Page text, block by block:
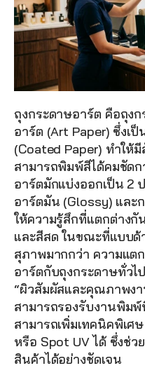
ถุงกระดาษอาร์ต คือถุง
อาร์ต (Art Paper) ซึ่งเ
(Coated Paper) ทำให้
สามารถพิมพ์สีได้คมชัด
อาร์ตมักแบ่งออกเป็น 2
อาร์ตมัน (Glossy) และ
ให้ความรู้สึกที่แตกต่างกั
และสีสด ในขณะที่แบบด้
สุภาพมากกว่า ความแต
อาร์ตกับถุงกระดาษทั่วไ
“ผิวสัมผัสและคุณภาพง
สามารถรองรับงานพิมพ์
สามารถเพิ่มเทคนิคพิเศ
หรือ Spot UV ได้ ซึ่งช่
สินค้าได้อย่างชัดเจน